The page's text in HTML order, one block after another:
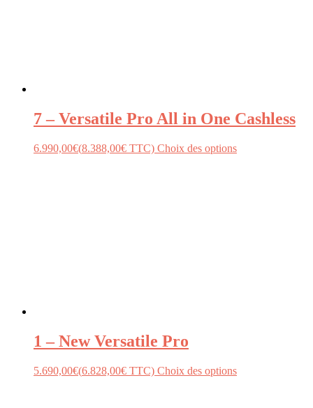
7 – Versatile Pro All in One Cashless
6.990,00€(8.388,00€ TTC) Choix des options
1 – New Versatile Pro
5.690,00€(6.828,00€ TTC) Choix des options